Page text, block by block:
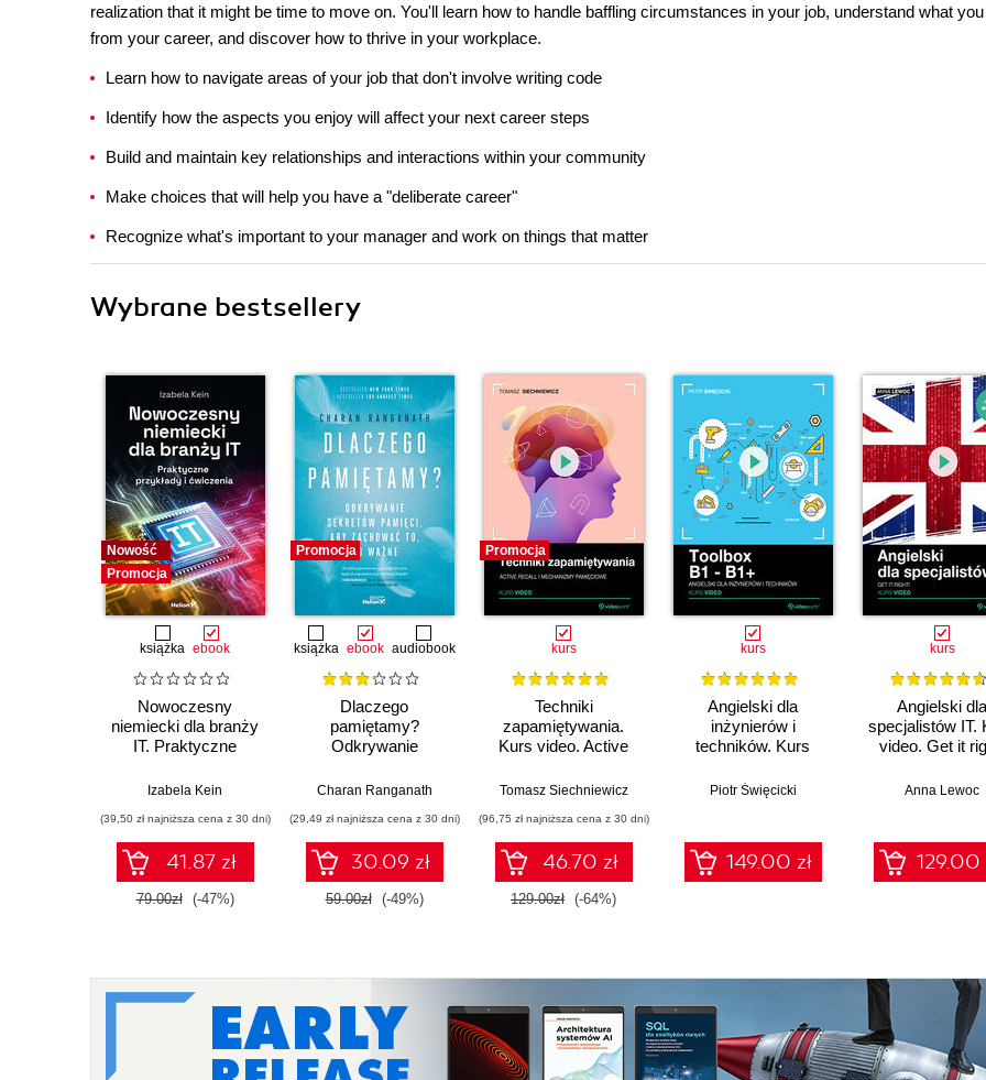
realization that it might be time to move on. You'll learn how to handle baffling circumstances in your job, understand what
from your career, and discover how to thrive in your workplace.
Learn how to navigate areas of your job that don't involve writing code
Identify how the aspects you enjoy will affect your next career steps
Build and maintain key relationships and interactions within your community
Make choices that will help you have a "deliberate career"
Recognize what's important to your manager and work on things that matter
Wybrane bestsellery
Nowość
Promocja
książka ebook
Nowoczesny
niemiecki dla branży
IT. Praktyczne
Izabela Kein
(39,50 zł najniższa cena z 30 dni)
41.87 zł
79.00zł (-47%)
Promocja
książka ebook audiobook
Dlaczego
pamiętamy?
Odkrywanie
aby zachować to, co
Charan Ranganath
(29,49 zł najniższa cena z 30 dni)
30.09 zł
59.00zł (-49%)
Promocja
kurs
Techniki
zapamiętywania.
Kurs video. Active
pamięciowe
Tomasz Siechniewicz
(96,75 zł najniższa cena z 30 dni)
46.70 zł
129.00zł (-64%)
kurs
Angielski dla
inżynierów i
techników. Kurs
B1+
Piotr Święcicki
149.00 zł
kurs
Angielski dla
specjalistów IT.
video. Get it
Anna Lewoc
129.00